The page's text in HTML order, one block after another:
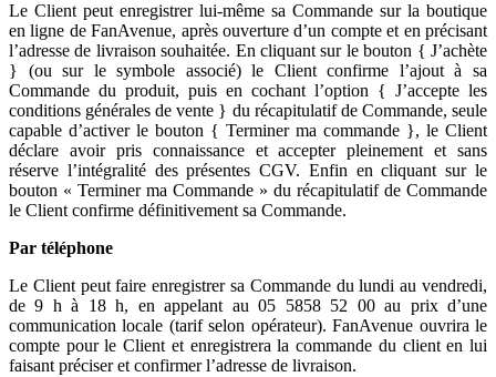
Le Client peut enregistrer lui-même sa Commande sur la boutique
en ligne de FanAvenue, après ouverture d’un compte et en précisant
l’adresse de livraison souhaitée. En cliquant sur le bouton { J’achète
} (ou sur le symbole associé) le Client confirme l’ajout à sa
Commande du produit, puis en cochant l’option { J’accepte les
conditions générales de vente } du récapitulatif de Commande, seule
capable d’activer le bouton { Terminer ma commande }, le Client
déclare avoir pris connaissance et accepter pleinement et sans
réserve l’intégralité des présentes CGV. Enfin en cliquant sur le
bouton « Terminer ma Commande » du récapitulatif de Commande
le Client confirme définitivement sa Commande.
Par téléphone
Le Client peut faire enregistrer sa Commande du lundi au vendredi,
de 9 h à 18 h, en appelant au 05 5858 52 00 au prix d’une
communication locale (tarif selon opérateur). FanAvenue ouvrira le
compte pour le Client et enregistrera la commande du client en lui
faisant préciser et confirmer l’adresse de livraison.